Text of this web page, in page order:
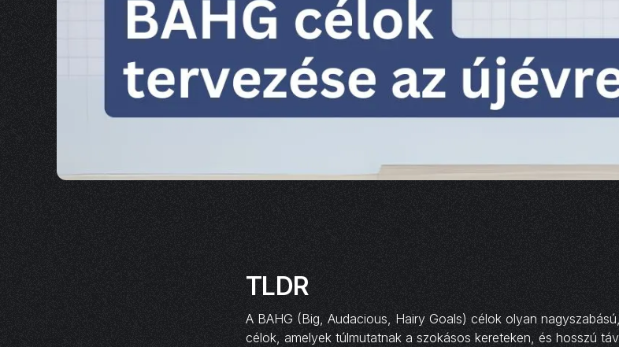
TLDR
A BAHG (Big, Audacious, Hairy Goals) célok olyan
célok, amelyek túlmutatnak a szokásos kereteken, és hosszú